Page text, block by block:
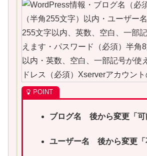
ブログ名 後から変更「可
ユーザー名 後から変更「